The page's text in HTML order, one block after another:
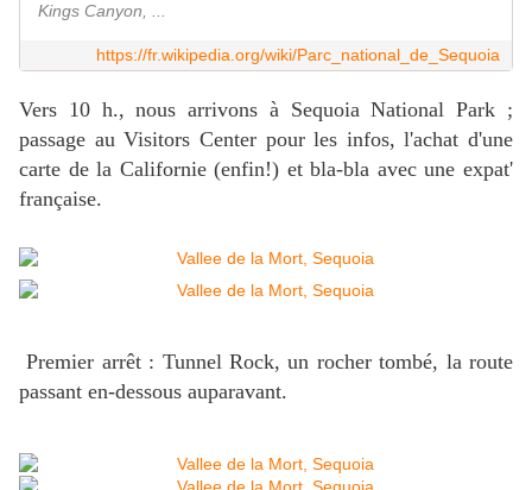
Kings Canyon, ...
https://fr.wikipedia.org/wiki/Parc_national_de_Sequoia
Vers 10 h., nous arrivons à Sequoia National Park ;
passage au Visitors Center pour les infos, l'achat d'une
carte de la Californie (enfin!) et bla-bla avec une expat'
française.
Premier arrêt : Tunnel Rock, un rocher tombé, la route
passant en-dessous auparavant.